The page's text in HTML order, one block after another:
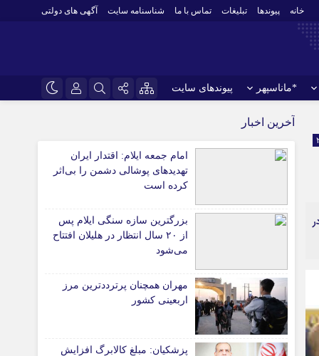
خانه پیوندها تبلیغات تماس با ما شناسنامه سایت آگهی های دولتی
*ماناسپهر پیوندهای سایت
سروش
ایتا
نام کاربری یا نشانی ایمیل
مرا به خاطر بسپار
باشگاه پرسپولیس
باشگاه استقلال
ورزشهای رزمی
ورزش زنان
سایر حوزه ها
دانشگاه
آخرین اخبار
امام جمعه ایلام: اقتدار ایران
تهدیدهای پوشالی دشمن را بی‌اثر
کرده است
بزرگترین سازه سنگی ایلام پس
از ۲۰ سال انتظار در هلیلان افتتاح
می‌شود
مهران همچنان پرترددترین مرز
اربعینی کشور
پزشکیان: مبلغ کالابرگ افزایش